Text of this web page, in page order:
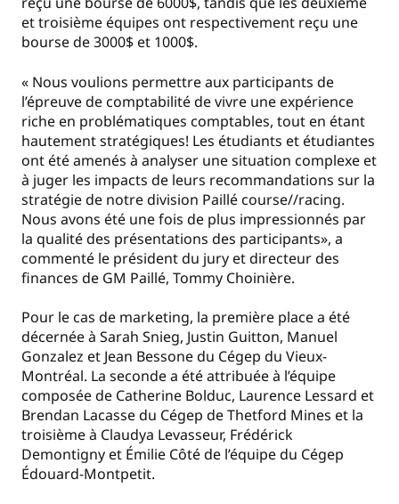
et troisième équipes ont respectivement reçu une
bourse de 3000$ et 1000$.
« Nous voulions permettre aux participants de
l’épreuve de comptabilité de vivre une expérience
riche en problématiques comptables, tout en étant
hautement stratégiques! Les étudiants et étudiantes
ont été amenés à analyser une situation complexe et
à juger les impacts de leurs recommandations sur la
stratégie de notre division Paillé course//racing.
Nous avons été une fois de plus impressionnés par
la qualité des présentations des participants», a
commenté le président du jury et directeur des
finances de GM Paillé, Tommy Choinière.
Pour le cas de marketing, la première place a été
décernée à Sarah Snieg, Justin Guitton, Manuel
Gonzalez et Jean Bessone du Cégep du Vieux-
Montréal. La seconde a été attribuée à l’équipe
composée de Catherine Bolduc, Laurence Lessard et
Brendan Lacasse du Cégep de Thetford Mines et la
troisième à Claudya Levasseur, Frédérick
Demontigny et Émilie Côté de l’équipe du Cégep
Édouard-Montpetit.